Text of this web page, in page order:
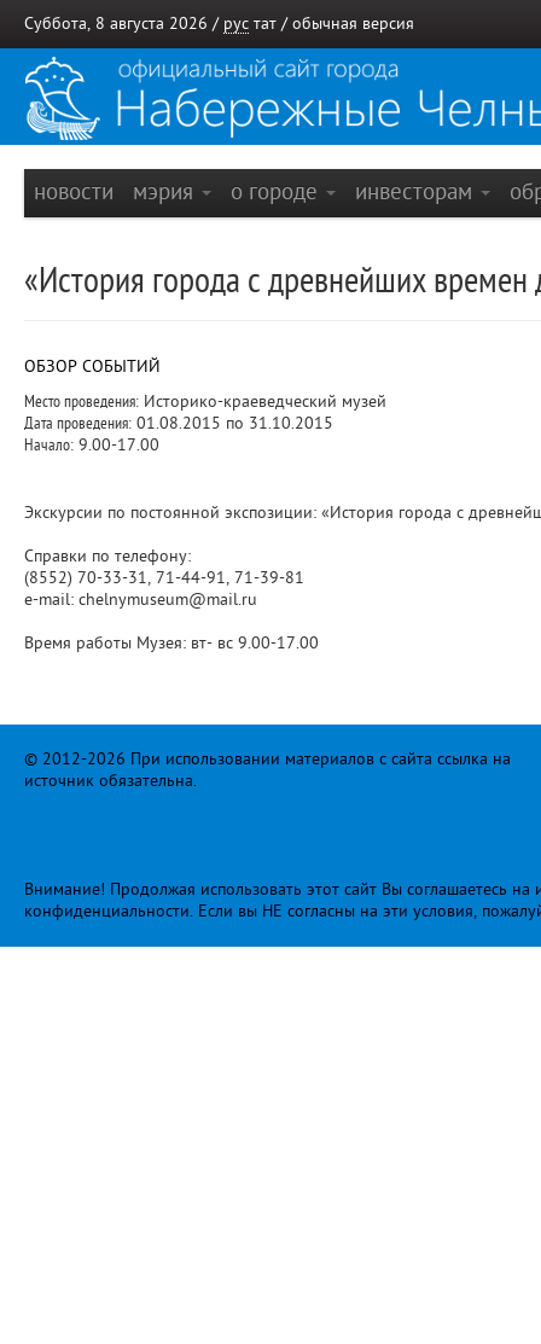
Суббота, 8 августа 2026 / рус тат / обычная версия
новости мэрия о городе инвесторам
«История города с древнейших времен
ОБЗОР СОБЫТИЙ
Место проведения: Историко-краеведческий музей
Дата проведения: 01.08.2015 по 31.10.2015
Начало: 9.00-17.00
Экскурсии по постоянной экспозиции: «История города с
Справки по телефону:
(8552) 70-33-31, 71-44-91, 71-39-81
e-mail: chelnymuseum@mail.ru
Время работы Музея: вт- вс 9.00-17.00
© 2012-2026 При использовании материалов с сайта ссылка на
источник обязательна.
Внимание! Продолжая использовать этот сайт Вы соглашаетесь
конфиденциальности. Если вы НЕ согласны на эти условия,